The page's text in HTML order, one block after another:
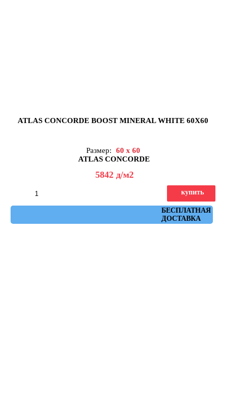
ATLAS CONCORDE BOOST MINERAL WHITE 60X60
Размер:
60 x 60
ATLAS CONCORDE
5842 д/м2
БЕСПЛАТНАЯ
ДОСТАВКА
купить